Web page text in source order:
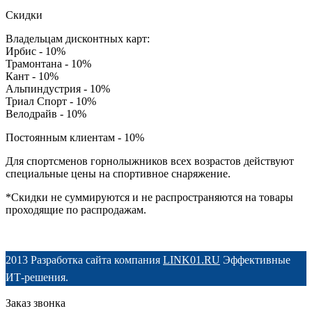
Скидки
Владельцам дисконтных карт:
Ирбис - 10%
Трамонтана - 10%
Кант - 10%
Альпиндустрия - 10%
Триал Спорт - 10%
Велодрайв - 10%
Постоянным клиентам - 10%
Для спортсменов горнолыжников всех возрастов действуют
специальные цены на спортивное снаряжение.
*Скидки не суммируются и не распространяются на товары
проходящие по распродажам.
2013 Разработка сайта компания LINK01.RU Эффективные
ИТ-решения.
Заказ звонка